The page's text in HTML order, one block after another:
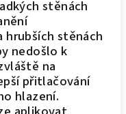
stěnách
hrubších stěnách
nedošlo k
na
přitlačování
hlazení.